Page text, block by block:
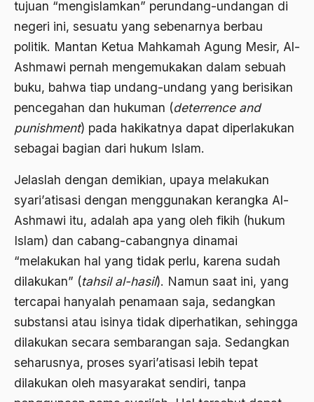
tujuan “mengislamkan” perundang-undangan di
negeri ini, sesuatu yang sebenarnya berbau
politik. Mantan Ketua Mahkamah Agung Mesir, Al-
Ashmawi pernah mengemukakan dalam sebuah
buku, bahwa tiap undang-undang yang berisikan
pencegahan dan hukuman (deterrence and
punishment) pada hakikatnya dapat diperlakukan
sebagai bagian dari hukum Islam.
Jelaslah dengan demikian, upaya melakukan
syari’atisasi dengan menggunakan kerangka Al-
Ashmawi itu, adalah apa yang oleh fikih (hukum
Islam) dan cabang-cabangnya dinamai
“melakukan hal yang tidak perlu, karena sudah
dilakukan” (tahsil al-hasil). Namun saat ini, yang
tercapai hanyalah penamaan saja, sedangkan
substansi atau isinya tidak diperhatikan, sehingga
dilakukan secara sembarangan saja. Sedangkan
seharusnya, proses syari’atisasi lebih tepat
dilakukan oleh masyarakat sendiri, tanpa
Akhlaq
Aktivis
Aktivis Muda
akulturasi
akulturasi budaya
al qaeda
Al-Azhar
Al-Ikhwanu Al-Muslimun
Al-Ikhwanul Muslimin
al-Khalil Ibnu Ahmad al-Farahidi
Al-Maududi
Al-qua'an dan Hadist